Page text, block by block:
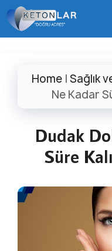
İçeriğe
atla
Home | Sağlık
Ne Kadar
Dudak
Süre